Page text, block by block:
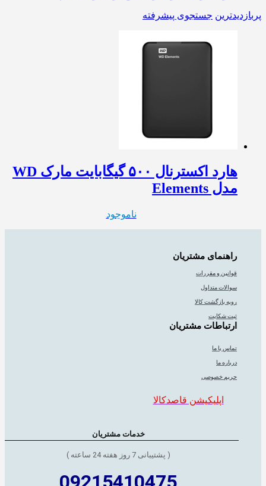
پربازدیدترین جستجوی پیشرفته
هارد اکسترنال ۵۰۰ گیگابایت مارک WD
مدل Elements
ناموجود
راهنمای مشتریان
قوانین و مقررات
سوالات متداول
رویه بازگشت کالا
ثبت شکایت
ارتباطات مشتریان
تماس با ما
درباره ما
حریم خصوصی
اپلیکیشن قاصدکالا
خدمات مشتریان
( پشتیبانی 7 روز هفته 24 ساعته )